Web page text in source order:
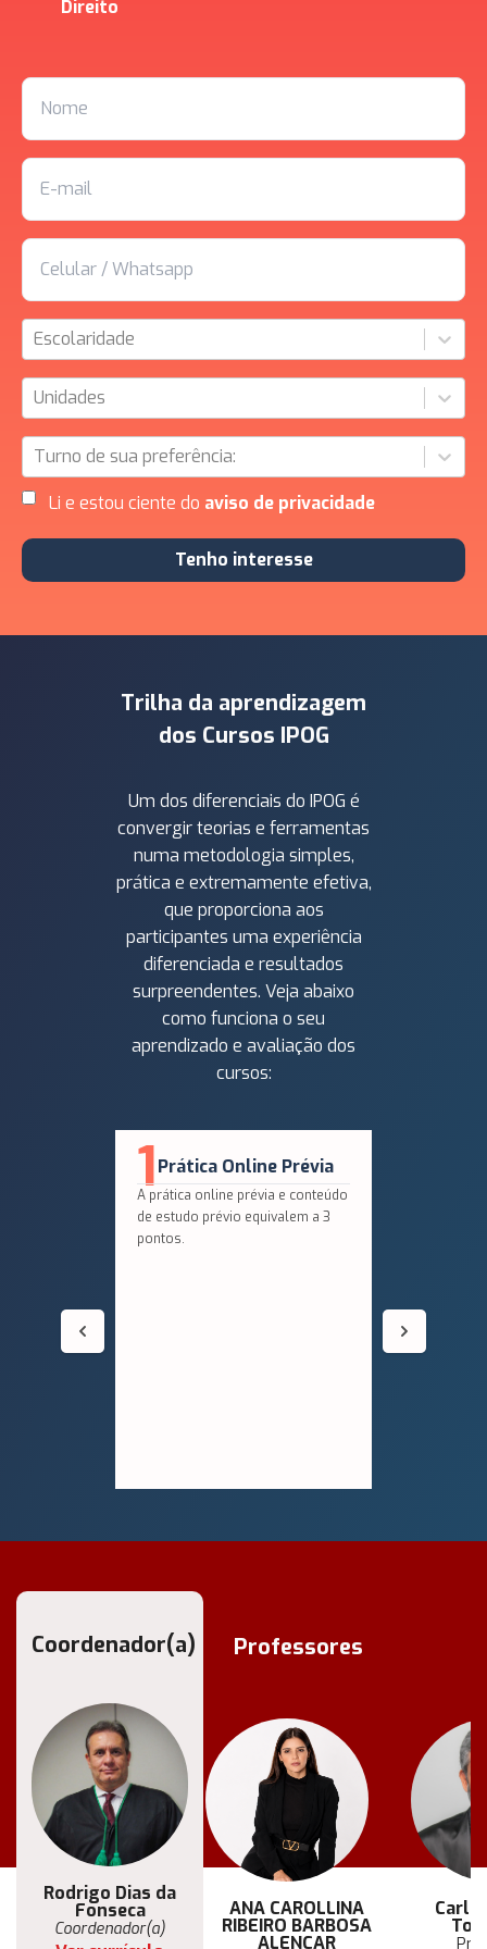
Direito
Escolaridade
Unidades
Turno de sua preferência:
Li e estou ciente do aviso de privacidade
Tenho interesse
Trilha da aprendizagem
dos Cursos IPOG
Um dos diferenciais do IPOG é
convergir teorias e ferramentas
numa metodologia simples,
prática e extremamente efetiva,
que proporciona aos
participantes uma experiência
diferenciada e resultados
surpreendentes. Veja abaixo
como funciona o seu
aprendizado e avaliação dos
cursos:
1Prática Online Prévia
A prática online prévia e conteúdo
de estudo prévio equivalem a 3
pontos.
Coordenador(a)
Rodrigo Dias da
Fonseca
Coordenador(a)
Professores
ANA CAROLLINA
RIBEIRO BARBOSA
ALENCAR